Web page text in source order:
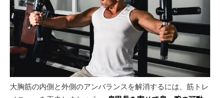
大胸筋の内側と外側のアンバランスを解消するには、筋トレ